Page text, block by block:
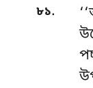
৮১.